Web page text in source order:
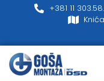
+381 11